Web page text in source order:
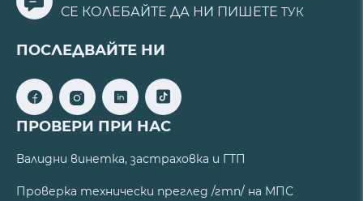
СЕ КОЛЕБАЙТЕ ДА НИ ПИШЕТЕ ТУК
ПОСЛЕДВАЙТЕ НИ
ПРОВЕРИ ПРИ НАС
Валидни винетка, застраховка и ГТП
Проверка технически преглед /гтп/ на МПС